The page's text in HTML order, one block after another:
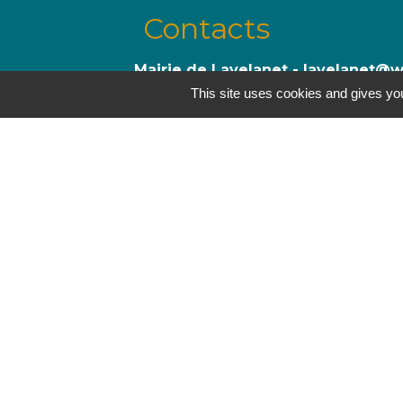
Contacts
Mairie de Lavelanet -
Hôtel de Ville - 7, avenue Alsace
This site uses cookies and gives